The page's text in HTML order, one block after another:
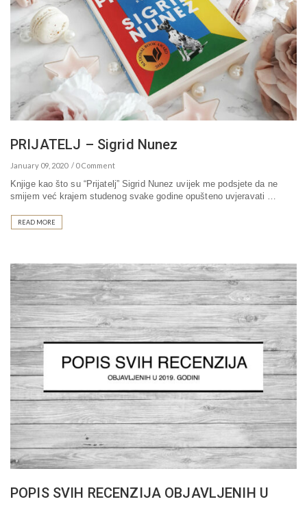
PRIJATELJ – Sigrid Nunez
January 09, 2020 0 Comment
Knjige kao što su “Prijatelj” Sigrid Nunez uvijek me podsjete da ne
smijem već krajem studenog svake godine opušteno uvjeravati …
READ MORE
POPIS SVIH RECENZIJA OBJAVLJENIH U